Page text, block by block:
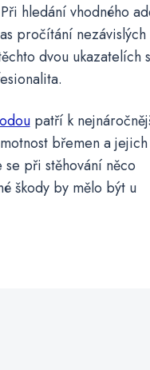
Při hledání vhodného
pročítání nezávislých
dvou ukazatelích
patří k
břemen a jejich
při stěhování něco
škody by mělo být u